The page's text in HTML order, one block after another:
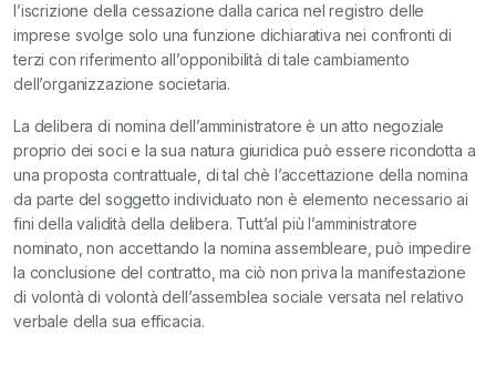
l’iscrizione della cessazione dalla carica nel registro delle
imprese svolge solo una funzione dichiarativa nei confronti di
terzi con riferimento all’opponibilità di tale cambiamento
dell’organizzazione societaria.
La delibera di nomina dell’amministratore è un atto negoziale
proprio dei soci e la sua natura giuridica può essere ricondotta a
una proposta contrattuale, di tal chè l’accettazione della nomina
da parte del soggetto individuato non è elemento necessario ai
fini della validità della delibera. Tutt’al più l’amministratore
nominato, non accettando la nomina assembleare, può impedire
la conclusione del contratto, ma ciò non priva la manifestazione
di volontà di volontà dell’assemblea sociale versata nel relativo
verbale della sua efficacia.